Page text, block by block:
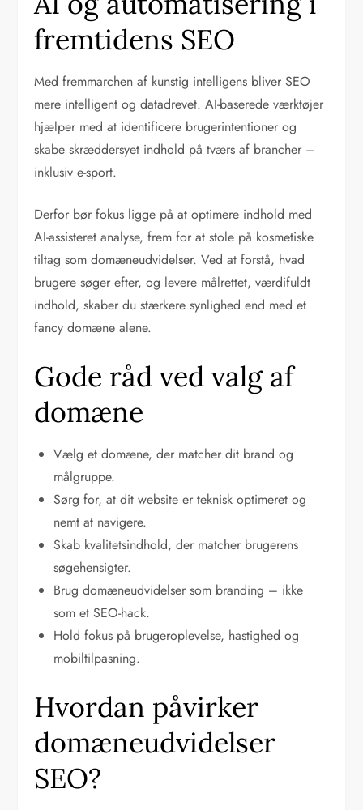
fremtidens SEO
Med fremmarchen af kunstig intelligens bliver SEO
mere intelligent og datadrevet. AI-baserede værktøjer
hjælper med at identificere brugerintentioner og
skabe skræddersyet indhold på tværs af brancher –
inklusiv e-sport.
Derfor bør fokus ligge på at optimere indhold med
AI-assisteret analyse, frem for at stole på kosmetiske
tiltag som domæneudvidelser. Ved at forstå, hvad
brugere søger efter, og levere målrettet, værdifuldt
indhold, skaber du stærkere synlighed end med et
fancy domæne alene.
Gode råd ved valg af
domæne
Vælg et domæne, der matcher dit brand og
målgruppe.
Sørg for, at dit website er teknisk optimeret og
nemt at navigere.
Skab kvalitetsindhold, der matcher brugerens
søgehensigter.
Brug domæneudvidelser som branding – ikke
som et SEO-hack.
Hold fokus på brugeroplevelse, hastighed og
mobiltilpasning.
Hvordan påvirker
domæneudvidelser
SEO?